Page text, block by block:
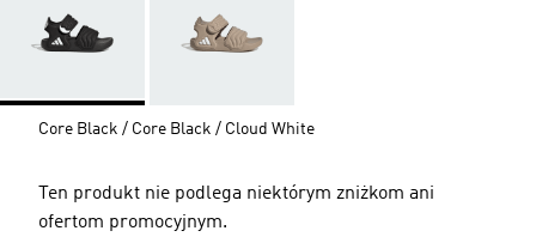
Core Black / Core Black / Cloud White
Ten produkt nie podlega niektórym zniżkom ani
ofertom promocyjnym.